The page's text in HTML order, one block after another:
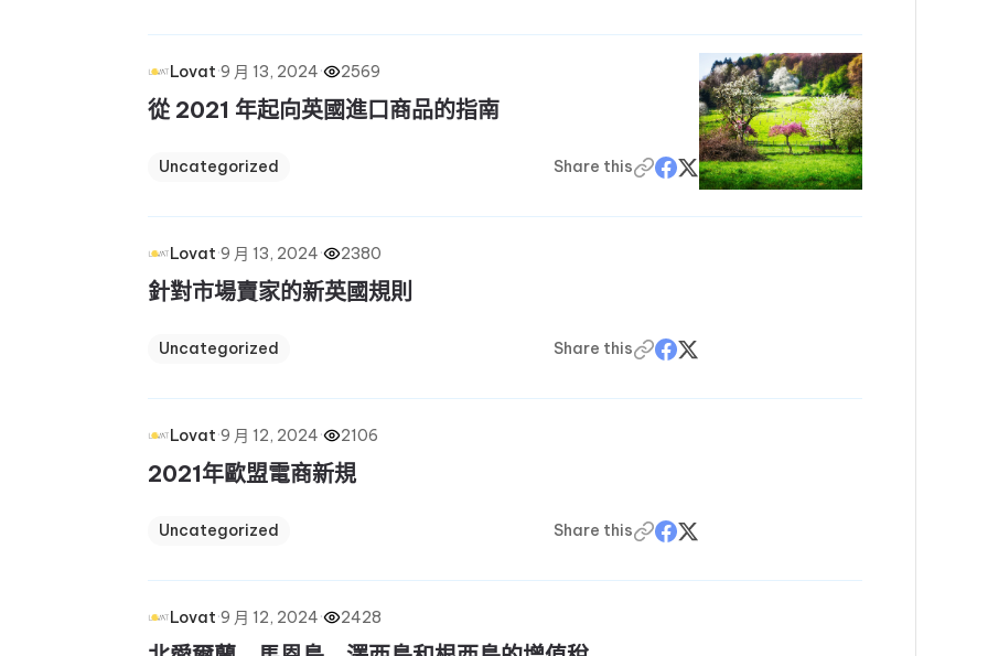
Lovat·9 月 13, 2024· 2569
從 2021 年起向英國進口商品的指南
Uncategorized Share this
Lovat·9 月 13, 2024· 2380
針對市場賣家的新英國規則
Uncategorized Share this
Lovat·9 月 12, 2024· 2106
2021年歐盟電商新規
Uncategorized Share this
Lovat·9 月 12, 2024· 2428